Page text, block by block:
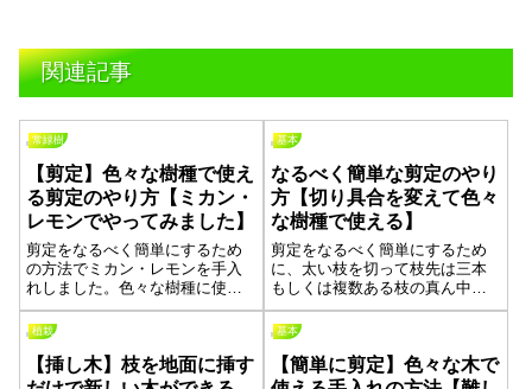
関連記事
常緑樹
【剪定】色々な樹種で使え
る剪定のやり方【ミカン・
レモンでやってみました】
剪定をなるべく簡単にするため
の方法でミカン・レモンを手入
れしました。色々な樹種に使え
る方法なので基本的な切り方に
なります。それを画像を使って
説明しています。記事の最後に
動画も貼ってありますので、お
時間がありましたら見てみてく
基本
なるべく簡単な剪定のやり
方【切り具合を変えて色々
な樹種で使える】
剪定をなるべく簡単にするため
に、太い枝を切って枝先は三本
もしくは複数ある枝の真ん中を
切ることを繰り返して完成を目
指していきました。木を手入れ
するのは大変なことだけど、楽
にするためのやり方や考え方が
あると思います。それをまとめ
植栽
【挿し木】枝を地面に挿す
基本
【簡単に剪定】色々な木で